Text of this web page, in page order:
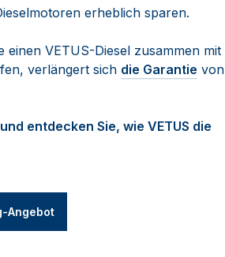
erheblich sparen.
einen VETUS-Diesel zusammen mit
verlängert sich die Garantie von
entdecken Sie, wie VETUS die
Angebot